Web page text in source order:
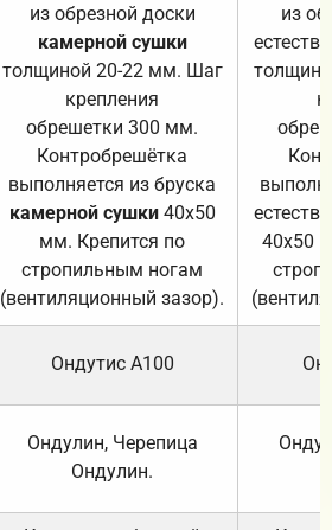
из обрезной доски
камерной сушки
толщиной 20-22 мм. Шаг
крепления
обрешетки 300 мм.
Контробрешётка
выполняется из бруска
камерной сушки40х50
мм. Крепится по
стропильным ногам
(вентиляционный зазор).
из
40х50
Ондутис А100
Ондулин, Черепица
Ондулин.